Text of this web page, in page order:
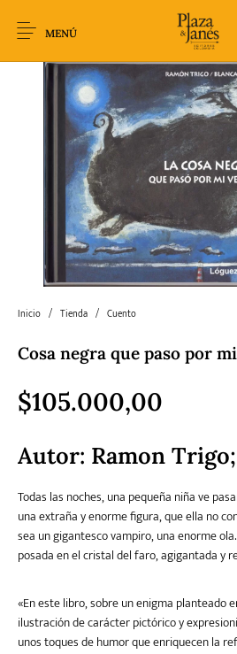
MENÚ
Novedades Arqueología
Ciencia Crimen Thriller
Fantasía Ficción
Historia Horror
Literatura juvenil
universal y Clásicos
Sagas Salud
Teatro Varios
Inicio / Tienda / Cuento
Cosa negra que paso por
$105.000,00
Autor: Ramon
Todas las noches, una pequeña niña ve
una extraña y enorme figura, que ella no
sea un gigantesco vampiro, una enorme
posada en el cristal del faro, agigantada y
«En este libro, sobre un enigma planteado
ilustración de carácter pictórico y
unos toques de humor que enriquecen la